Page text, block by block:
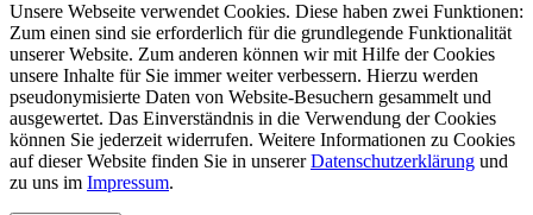
Unsere Webseite verwendet Cookies. Diese haben zwei Funktionen:
Zum einen sind sie erforderlich für die grundlegende Funktionalität
unserer Website. Zum anderen können wir mit Hilfe der Cookies
unsere Inhalte für Sie immer weiter verbessern. Hierzu werden
pseudonymisierte Daten von Website-Besuchern gesammelt und
ausgewertet. Das Einverständnis in die Verwendung der Cookies
können Sie jederzeit widerrufen. Weitere Informationen zu Cookies
auf dieser Website finden Sie in unsererDatenschutzerklärung und
zu uns im Impressum.